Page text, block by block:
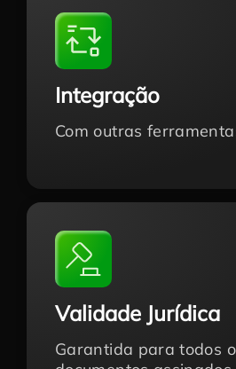
Integração
Com outras
Validade Jurídica
Garantida para todos